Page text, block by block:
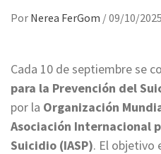
Por Nerea FerGom /09/10/2025
Cada 10 de septiembre se
para la Prevención del
por la Organización
Asociación Internacional
Suicidio (IASP). El objetivo